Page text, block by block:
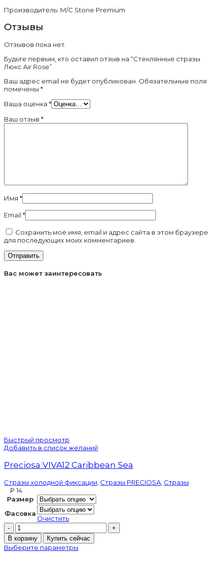
Производитель: M/C Stone Premium
Отзывы
Отзывов пока нет.
Будьте первым, кто оставил отзыв на “Стеклянные стразы
Люкс Air Rose”
Ваш адрес email не будет опубликован. Обязательные поля
помечены *
Ваша оценка *
Ваш отзыв *
Имя *
Email *
Сохранить моё имя, email и адрес сайта в этом браузере
для последующих моих комментариев.
Вас может заинтересовать
Быстрый просмотр
Добавить в список желаний
Preciosa VIVA12 Caribbean Sea
Стразы холодной фиксации Стразы PRECIOSA Стразы
₽
Размер
Фасовка
Очистить
Количество
товара
Preciosa
VIVA12
В корзину Купить сейчас
Выберите параметры